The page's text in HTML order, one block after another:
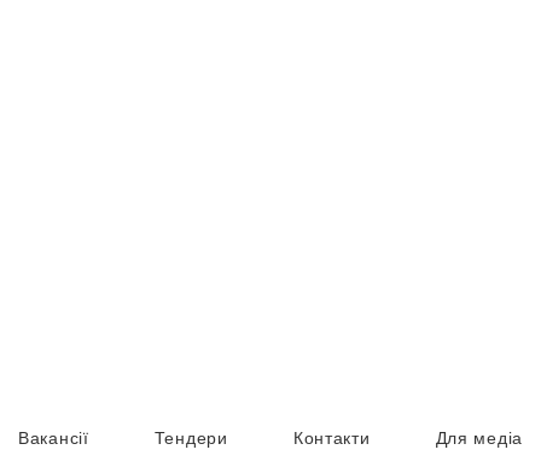
Вакансії Тендери Контакти Для медіа